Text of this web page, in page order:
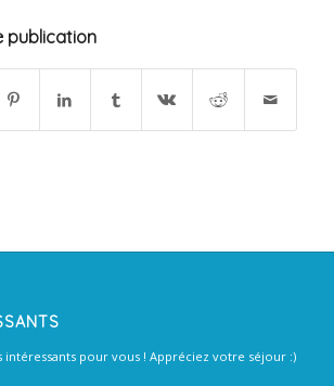
publication
intéressants pour vous ! Appréciez votre séjour :)